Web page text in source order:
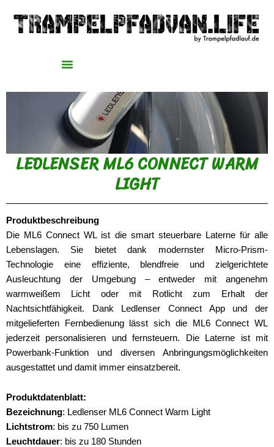
Inhalt
springen
LEDLENSER ML6 CONNECT WARM
LIGHT
Produktbeschreibung
Die ML6 Connect WL ist die smart steuerbare Laterne für alle
Lebenslagen. Sie bietet dank modernster Micro-Prism-
Technologie eine effiziente, blendfreie und zielgerichtete
Ausleuchtung der Umgebung – entweder mit angenehm
warmweißem Licht oder mit Rotlicht zum Erhalt der
Nachtsichtfähigkeit. Dank Ledlenser Connect App und der
mitgelieferten Fernbedienung lässt sich die ML6 Connect WL
jederzeit personalisieren und fernsteuern. Die Laterne ist mit
Powerbank-Funktion und diversen Anbringungsmöglichkeiten
ausgestattet und damit immer einsatzbereit.
Produktdatenblatt:
Bezeichnung: Ledlenser ML6 Connect Warm Light
Lichtstrom: bis zu 750 Lumen
Leuchtdauer: bis zu 180 Stunden